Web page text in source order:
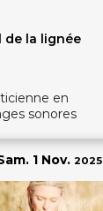
de la lignée
en
sonores
1 Nov. 2025